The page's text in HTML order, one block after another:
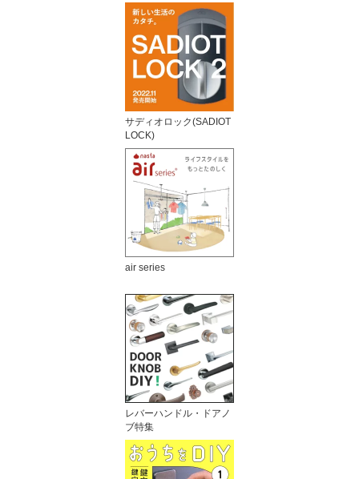
サディオロック(SADIOT
LOCK)
air series
レバーハンドル・ドアノ
ブ特集